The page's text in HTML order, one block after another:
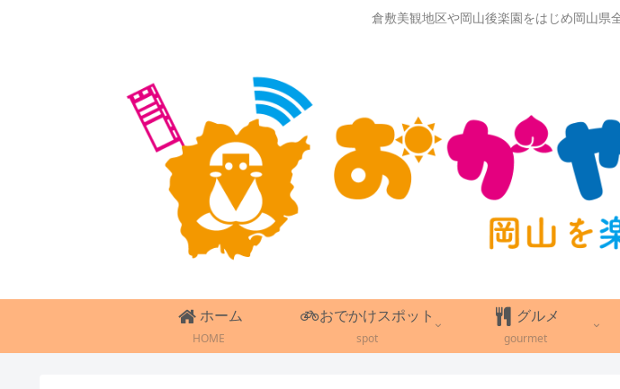
倉敷美観地区や岡山後楽園をはじめ岡山県
ホーム
HOME
おでかけスポット
spot
グルメ
gourmet